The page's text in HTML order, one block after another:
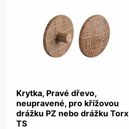
Krytka, Pravé dřevo,
neupravené, pro křížovou
drážku PZ nebo drážku Torx
TS